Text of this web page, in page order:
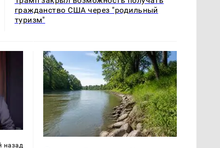
гражданство США через "родильный
туризм"
назад